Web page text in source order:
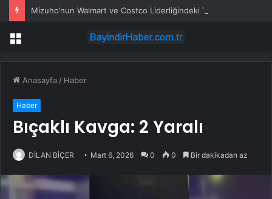
Menü
Anasayfa / Haber
Haber
Bıçaklı Kavga: 2 Yaralı
DİLAN BİÇER Mart 6, 2026 0 0 Bir dakikadan az